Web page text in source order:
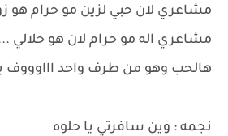
مشاعري لان حبي لزين مو حرام هو
مشاعري اله مو حرام لان هو
هالحب وهو من طرف واحد اااوووف
نجمه : وين سافرتي يا حلوه